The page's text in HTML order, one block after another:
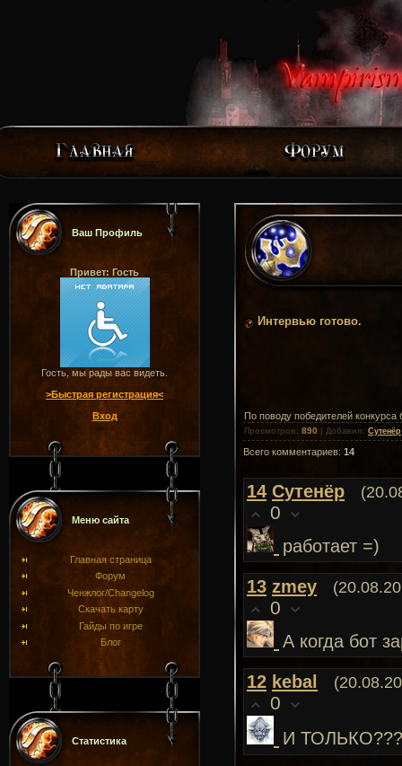
Ваш Профиль
Привет: Гость
Гость, мы рады вас видеть.
>Быстрая регистрация<
Вход
Меню сайта
Главная страница
Форум
Ченжлог/Changelog
Скачать карту
Гайды по игре
Блог
Статистика
Интервью готово.
По поводу победителей конкурса
Просмотров : 890 Добавил : Сутенёр
Всего комментариев: 14
14 Сутенёр
0
работает =)
13 zmey
0
А когда бот
12 kebal
0
И